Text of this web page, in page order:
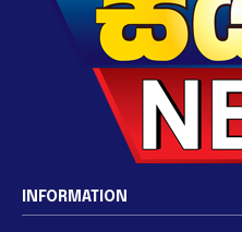
INFORMATION